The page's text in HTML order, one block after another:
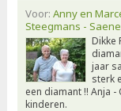
Voor: Anny en
Steegmans -
Dikke
jaar
sterk
een diamant !! Anja -
kinderen.